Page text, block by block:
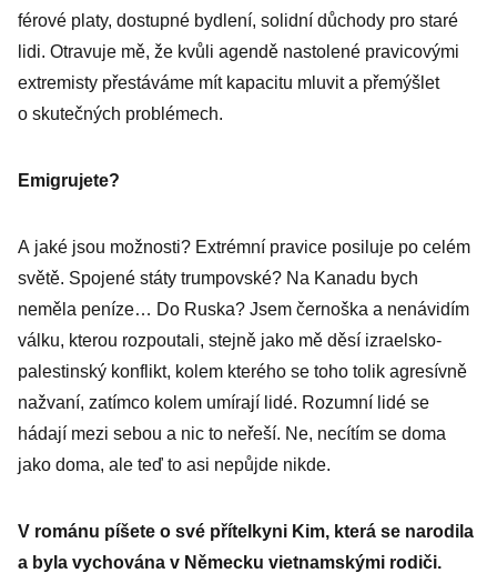
férové platy, dostupné bydlení, solidní důchody pro staré
lidi. Otravuje mě, že kvůli agendě nastolené pravicovými
extremisty přestáváme mít kapacitu mluvit a přemýšlet
o skutečných problémech.
Emigrujete?
A jaké jsou možnosti? Extrémní pravice posiluje po celém
světě. Spojené státy trumpovské? Na Kanadu bych
neměla peníze… Do Ruska? Jsem černoška a nenávidím
válku, kterou rozpoutali, stejně jako mě děsí izraelsko-
palestinský konflikt, kolem kterého se toho tolik agresívně
nažvaní, zatímco kolem umírají lidé. Rozumní lidé se
hádají mezi sebou a nic to neřeší. Ne, necítím se doma
jako doma, ale teď to asi nepůjde nikde.
V románu píšete o své přítelkyni Kim, která se narodila
a byla vychována v Německu vietnamskými rodiči.